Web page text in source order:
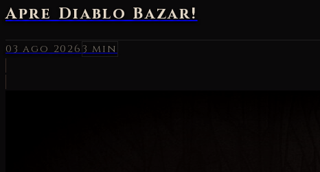
Apre Diablo Bazar!
03 ago 20263 min